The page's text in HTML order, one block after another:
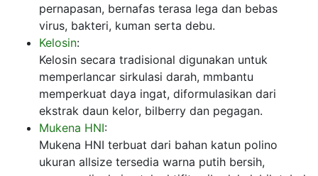
pernapasan, bernafas terasa lega dan bebas
virus, bakteri, kuman serta debu.
Kelosin:
Kelosin secara tradisional digunakan untuk
memperlancar sirkulasi darah, mmbantu
memperkuat daya ingat, diformulasikan dari
ekstrak daun kelor, bilberry dan pegagan.
Mukena HNI:
Mukena HNI terbuat dari bahan katun polino
ukuran allsize tersedia warna putih bersih,